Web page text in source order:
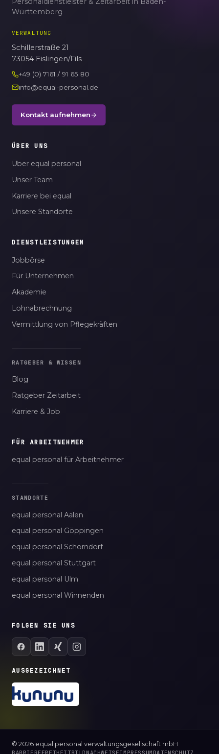
Württemberg
VERWALTUNG
Schillerstraße 21
73054 Eislingen/Fils
+49 (0) 7161 / 91 65 80
info@equal-personal.de
Kontakt aufnehmen
ÜBER UNS
Über equal personal
Unser Team
Karriere bei equal
Unsere Standorte
DIENSTLEISTUNGEN
Jobbörse
Für Unternehmen
Akademie
Lohnabrechnung
Vermittlung von Pflegekräften
RATGEBER & WISSEN
Blog
Ratgeber Zeitarbeit
Karriere & Job
FÜR ARBEITNEHMER
equal personal für Arbeitnehmer
STANDORTE
equal personal Aalen
equal personal Göppingen
equal personal Schorndorf
equal personal Stuttgart
equal personal Ulm
equal personal Winnenden
FOLGEN SIE UNS
AUSGEZEICHNET
© 2026 equal personal verwaltungsgesellschaft mbH